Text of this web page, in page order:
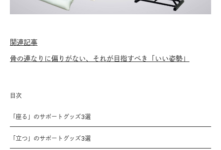
関連記事
骨の連なりに偏りがない、それが目指すべき「いい姿勢」
目次
「座る」のサポートグッズ3選
「立つ」のサポートグッズ3選